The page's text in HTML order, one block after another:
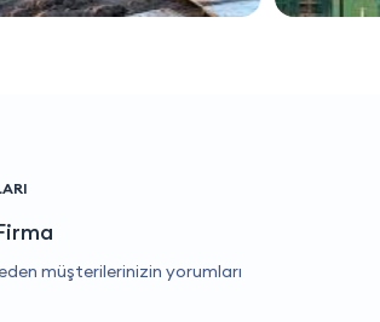
müşterilerinizin yorumları